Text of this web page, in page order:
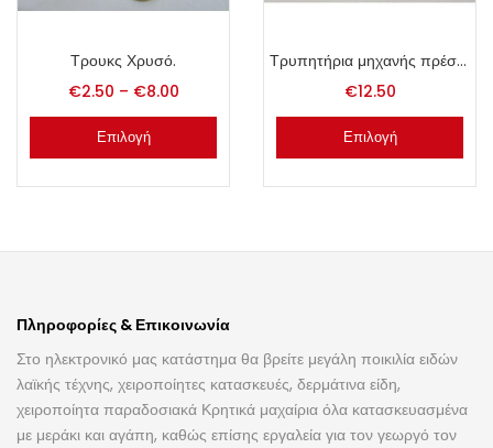
Τρουκς Χρυσό.
€2.50 – €8.00
Επιλογή
Τρυπητήρια μηχανής πρέσας για τρουκς.
€12.50
Επιλογή
Πληροφορίες & Επικοινωνία
Στο ηλεκτρονικό μας κατάστημα θα βρείτε μεγάλη ποικιλία ειδών
λαϊκής τέχνης, χειροποίητες κατασκευές, δερμάτινα είδη,
χειροποίητα παραδοσιακά Κρητικά μαχαίρια όλα κατασκευασμένα
με μεράκι και αγάπη, καθώς επίσης εργαλεία για τον γεωργό τον